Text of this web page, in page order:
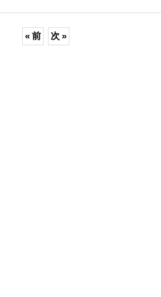
« 前 次 »